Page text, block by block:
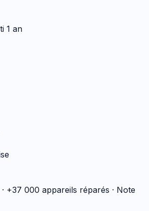
1 an
+37 000 appareils réparés · Note